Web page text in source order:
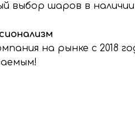
выбор шаров в
на рынке с 2018